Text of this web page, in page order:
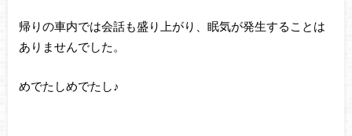
帰りの車内では会話も盛り上がり、眠気が発生することは
ありませんでした。
めでたしめでたし♪